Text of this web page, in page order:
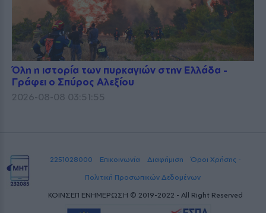
Όλη η ιστορία των πυρκαγιών στην Ελλάδα -
Γράφει ο Σπύρος Αλεξίου
2026-08-08 03:51:55
2251028000 Επικοινωνία Διαφήμιση
Όροι Χρήσης -
Πολιτική Προσωπικών Δεδομένων
ΚΟΙΝΣΕΠ ΕΝΗΜΕΡΩΣΗ © 2019-2022 - All Right Reserved